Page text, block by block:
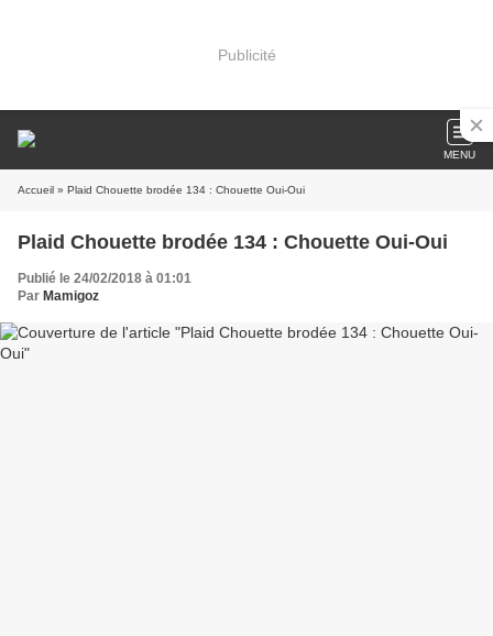
Publicité
MENU
Accueil » Plaid Chouette brodée 134 : Chouette Oui-Oui
Plaid Chouette brodée 134 : Chouette Oui-Oui
Publié le 24/02/2018 à 01:01
Par Mamigoz